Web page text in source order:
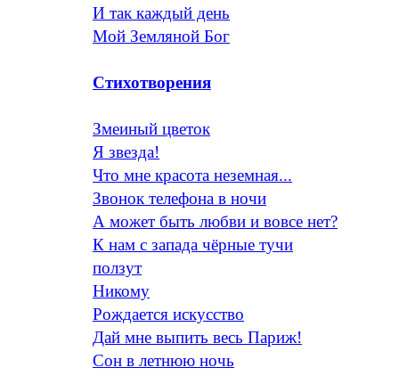
И так каждый день
Мой Земляной Бог
Стихотворения
Змеиный цветок
Я звезда!
Что мне красота неземная...
Звонок телефона в ночи
А может быть любви и вовсе нет?
К нам с запада чёрные тучи
ползут
Никому
Рождается искусство
Дай мне выпить весь Париж!
Сон в летнюю ночь